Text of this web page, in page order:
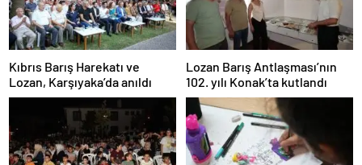
Kıbrıs Barış Harekatı ve
Lozan, Karşıyaka’da anıldı
Lozan Barış Antlaşması’nın
102. yılı Konak’ta kutlandı